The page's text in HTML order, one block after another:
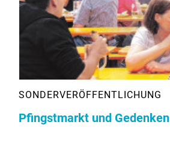
Pfingstmarkt und Gedenken